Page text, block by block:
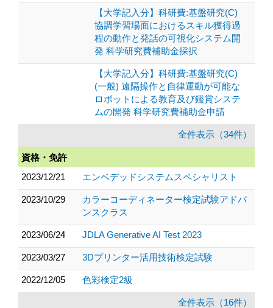
【大学記入分】科研費:基盤研究(C)
協調学習場面におけるスキル獲得過
程の動作と発話の可視化システム開
発 科学研究費補助金採択
【大学記入分】科研費:基盤研究(C)
(一般) 遠隔操作と自律運動が可能な
ロボットによる教育及び鑑賞システ
ムの開発 科学研究費補助金申請
全件表示（34件）
資格・免許
2023/12/21
エンベデッドシステムスペシャリスト
2023/10/29
カラーコーディネーター検定試験アドバ
ンスクラス
2023/06/24 JDLA Generative AI Test 2023
2023/03/27 3Dプリンター活用技術検定試験
2022/12/05 色彩検定2級
全件表示（16件）